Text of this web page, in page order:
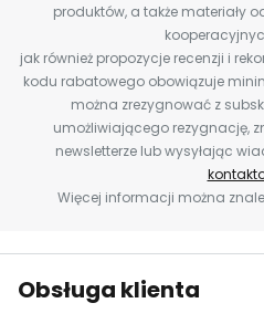
produktów, a także materiały
jak również propozycje recenzji i
kodu rabatowego obowiązuje
można zrezygnować z
umożliwiającego rezygnację,
newsletterze lub wysyłając
Więcej informacji można
Obsługa klienta